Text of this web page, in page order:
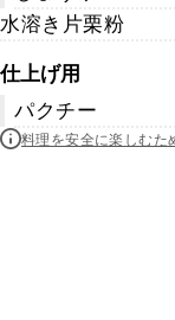
水溶き片栗粉
仕上げ用
パクチー
料理を安全に楽しむた